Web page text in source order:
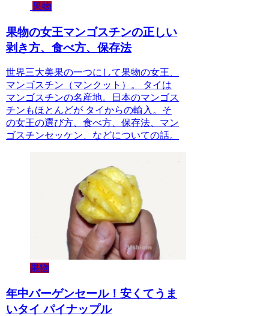
果物
果物の女王マンゴスチンの正しい
剥き方、食べ方、保存法
世界三大美果の一つにして果物の女王、
マンゴスチン（マンクット）。 タイは
マンゴスチンの名産地。日本のマンゴス
チンもほとんどが タイからの輸入。そ
の女王の選び方、食べ方、保存法、マン
ゴスチンセッケン、などについての話。
果物
年中バーゲンセール！安くてうま
いタイ パイナップル